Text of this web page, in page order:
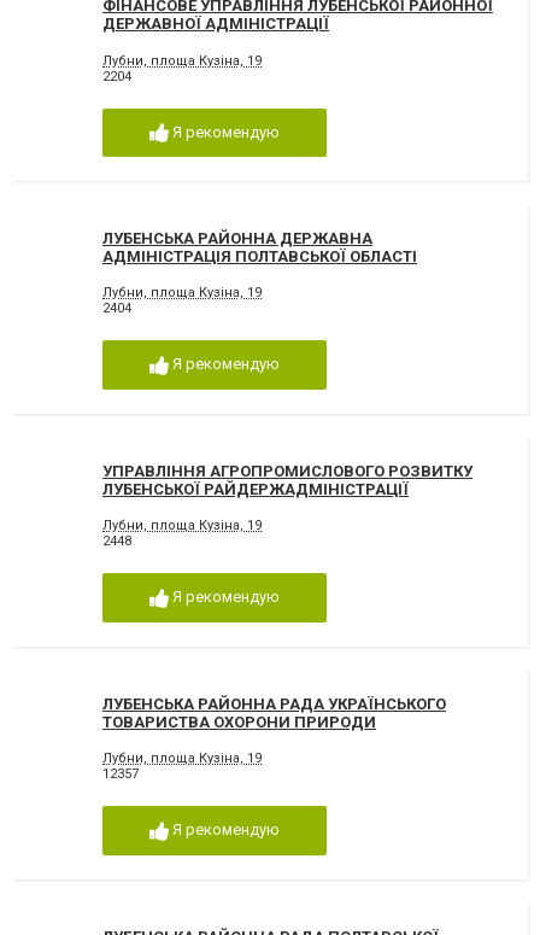
ФІНАНСОВЕ УПРАВЛІННЯ ЛУБЕНСЬКОЇ РАЙОННОЇ
ДЕРЖАВНОЇ АДМІНІСТРАЦІЇ
Лубни, площа Кузіна, 19
2204
Я рекомендую
ЛУБЕНСЬКА РАЙОННА ДЕРЖАВНА
АДМІНІСТРАЦІЯ ПОЛТАВСЬКОЇ ОБЛАСТІ
Лубни, площа Кузіна, 19
2404
Я рекомендую
УПРАВЛІННЯ АГРОПРОМИСЛОВОГО РОЗВИТКУ
ЛУБЕНСЬКОЇ РАЙДЕРЖАДМІНІСТРАЦІЇ
Лубни, площа Кузіна, 19
2448
Я рекомендую
ЛУБЕНСЬКА РАЙОННА РАДА УКРАЇНСЬКОГО
ТОВАРИСТВА ОХОРОНИ ПРИРОДИ
Лубни, площа Кузіна, 19
12357
Я рекомендую